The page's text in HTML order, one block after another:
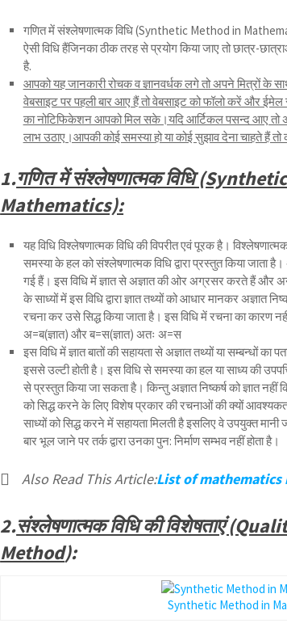
गणित में संश्लेषणात्मक विधि (Synthetic Method in
ऐसी विधि हैंजिनका ठीक तरह से प्रयोग किया जाए तो छात्र-
है.
आपको यह जानकारी रोचक व ज्ञानवर्धक लगे तो अपने मित्रों
वेबसाइट पर पहली बार आए हैं तो वेबसाइट को फॉलो करें और
का नोटिफिकेशन आपको मिल सके।यदि आर्टिकल पसन्द आए
लाभ उठाए।आपकी कोई समस्या हो या कोई सुझाव देना चाहते हैं
1.गणित में संश्लेषणात्मक विधि
Mathematics):
यह विधि विश्लेषणात्मक विधि की विपरीत एवं पूरक है। विश्लेषणात्मक
समस्या के हल को संश्लेषणात्मक विधि द्वारा प्रस्तुत किया जाता
गई हैं। इस विधि में ज्ञात से अज्ञात की ओर अग्रसर करते हैं और
के साध्यों में इस विधि द्वारा ज्ञात तथ्यों को आधार मानकर अज्ञात
रचना कर उसे सिद्ध किया जाता है। इस विधि में रचना का कारण
अ=ब(ज्ञात) और ब=स(ज्ञात) अतः अ=स
इस विधि में ज्ञात बातों की सहायता से अज्ञात तथ्यों या सम्बन्धों का
इससे उल्टी होती है। इस विधि से समस्या का हल या साध्य की
से प्रस्तुत किया जा सकता है। किन्तु अज्ञात निष्कर्ष को ज्ञात नहीं
को सिद्ध करने के लिए विशेष प्रकार की रचनाओं की क्यों
साध्यों को सिद्ध करने में सहायता मिलती है इसलिए वे उपयुक्त मानी
बार भूल जाने पर तर्क द्वारा उनका पुन: निर्माण सम्भव नहीं होता है।
Also Read This Article:List of mathematics
2.संश्लेषणात्मक विधि की विशेषताएं
Method):
Synthetic Method in